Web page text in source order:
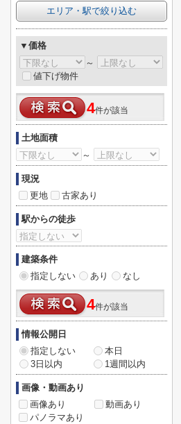
エリア・駅で絞り込む
▼価格
～
値下げ物件
4件が該当
土地面積
～
現況
更地
古家あり
駅からの徒歩
建築条件
指定しない
あり なし
4件が該当
情報公開日
指定しない
本日
3日以内
1週間以内
画像・動画あり
画像あり
動画あり
パノラマあり